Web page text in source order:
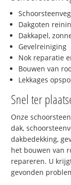
Dakgoten
Dakkapel,
Gevelreiniging
Nok reparatie
Bouwen van
Lekkages
Snel ter
Onze
dak,
dakbedekking,
het bouwen van
repareren. U
gevonden